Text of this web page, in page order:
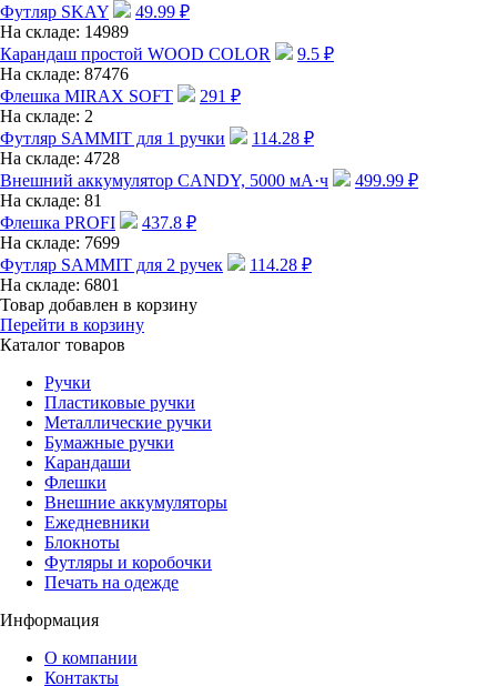
Футляр SKAY
49.99 ₽
На складе: 14989
Карандаш простой WOOD COLOR
9.5 ₽
На складе: 87476
Флешка MIRAX SOFT
291 ₽
На складе: 2
Футляр SAMMIT для 1 ручки
114.28 ₽
На складе: 4728
Внешний аккумулятор CANDY, 5000 мА·ч
499.99 ₽
На складе: 81
Флешка PROFI
437.8 ₽
На складе: 7699
Футляр SAMMIT для 2 ручек
114.28 ₽
На складе: 6801
Товар добавлен в корзину
Перейти в корзину
Каталог товаров
Ручки
Пластиковые ручки
Металлические ручки
Бумажные ручки
Карандаши
Флешки
Внешние аккумуляторы
Ежедневники
Блокноты
Футляры и коробочки
Печать на одежде
Информация
О компании
Контакты